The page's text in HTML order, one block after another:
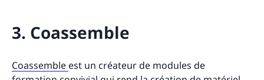
3. Coassemble
Coassemble est un créateur de modules de